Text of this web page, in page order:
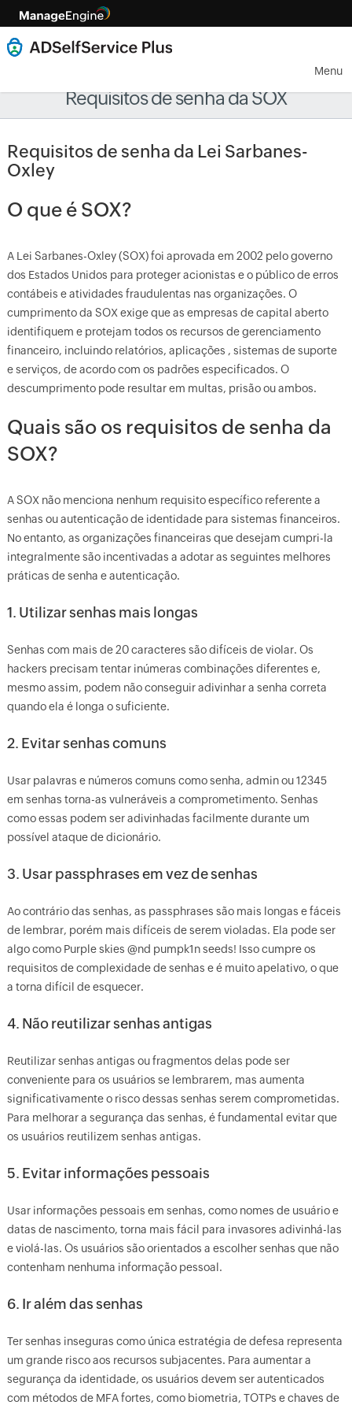
Menu
Requisitos de senha da SOX
Requisitos de senha da Lei Sarbanes-
Oxley
O que é SOX?
A Lei Sarbanes-Oxley (SOX) foi aprovada em 2002 pelo governo
dos Estados Unidos para proteger acionistas e o público de erros
contábeis e atividades fraudulentas nas organizações. O
cumprimento da SOX exige que as empresas de capital aberto
identifiquem e protejam todos os recursos de gerenciamento
financeiro, incluindo relatórios, aplicações , sistemas de suporte
e serviços, de acordo com os padrões especificados. O
descumprimento pode resultar em multas, prisão ou ambos.
Quais são os requisitos de senha da
SOX?
A SOX não menciona nenhum requisito específico referente a
senhas ou autenticação de identidade para sistemas financeiros.
No entanto, as organizações financeiras que desejam cumpri-la
integralmente são incentivadas a adotar as seguintes melhores
práticas de senha e autenticação.
1. Utilizar senhas mais longas
Senhas com mais de 20 caracteres são difíceis de violar. Os
hackers precisam tentar inúmeras combinações diferentes e,
mesmo assim, podem não conseguir adivinhar a senha correta
quando ela é longa o suficiente.
2. Evitar senhas comuns
Usar palavras e números comuns como senha, admin ou 12345
em senhas torna-as vulneráveis a comprometimento. Senhas
como essas podem ser adivinhadas facilmente durante um
possível ataque de dicionário.
3. Usar passphrases em vez de senhas
Ao contrário das senhas, as passphrases são mais longas e fáceis
de lembrar, porém mais difíceis de serem violadas. Ela pode ser
algo como Purple skies @nd pumpk1n seeds! Isso cumpre os
requisitos de complexidade de senhas e é muito apelativo, o que
a torna difícil de esquecer.
4. Não reutilizar senhas antigas
Reutilizar senhas antigas ou fragmentos delas pode ser
conveniente para os usuários se lembrarem, mas aumenta
significativamente o risco dessas senhas serem comprometidas.
Para melhorar a segurança das senhas, é fundamental evitar que
os usuários reutilizem senhas antigas.
5. Evitar informações pessoais
Usar informações pessoais em senhas, como nomes de usuário e
datas de nascimento, torna mais fácil para invasores adivinhá-las
e violá-las. Os usuários são orientados a escolher senhas que não
contenham nenhuma informação pessoal.
6. Ir além das senhas
Ter senhas inseguras como única estratégia de defesa representa
um grande risco aos recursos subjacentes. Para aumentar a
segurança da identidade, os usuários devem ser autenticados
com métodos de MFA fortes, como biometria, TOTPs e chaves de